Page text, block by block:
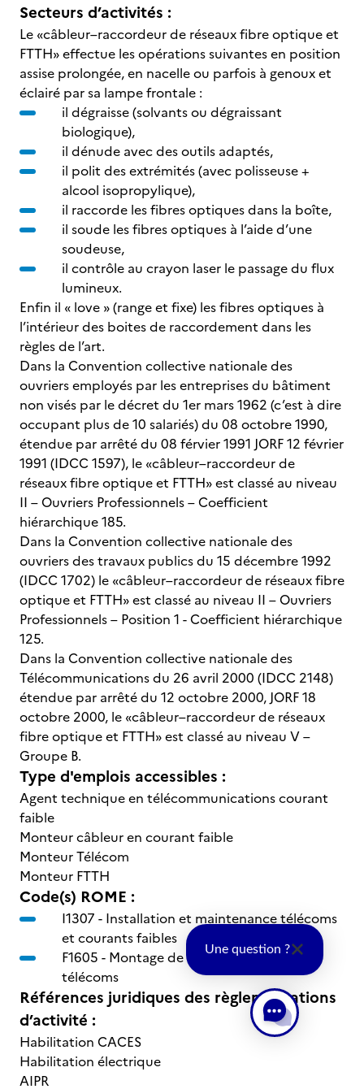
Secteurs d’activités :
Le «câbleur–raccordeur de réseaux fibre optique et
FTTH» effectue les opérations suivantes en position
assise prolongée, en nacelle ou parfois à genoux et
éclairé par sa lampe frontale :
il dégraisse (solvants ou dégraissant
biologique),
il dénude avec des outils adaptés,
il polit des extrémités (avec polisseuse +
alcool isopropylique),
il raccorde les fibres optiques dans la boîte,
il soude les fibres optiques à l’aide d’une
soudeuse,
il contrôle au crayon laser le passage du flux
lumineux.
Enfin il « love » (range et fixe) les fibres optiques à
l’intérieur des boites de raccordement dans les
règles de l’art.
Dans la Convention collective nationale des
ouvriers employés par les entreprises du bâtiment
non visés par le décret du 1er mars 1962 (c’est à dire
occupant plus de 10 salariés) du 08 octobre 1990,
étendue par arrêté du 08 férvier 1991 JORF 12 février
1991 (IDCC 1597), le «câbleur–raccordeur de
réseaux fibre optique et FTTH» est classé au niveau
II – Ouvriers Professionnels – Coefficient
hiérarchique 185.
Dans la Convention collective nationale des
ouvriers des travaux publics du 15 décembre 1992
(IDCC 1702) le «câbleur–raccordeur de réseaux fibre
optique et FTTH» est classé au niveau II – Ouvriers
Professionnels – Position 1 - Coefficient hiérarchique
125.
Dans la Convention collective nationale des
Télécommunications du 26 avril 2000 (IDCC 2148)
étendue par arrêté du 12 octobre 2000, JORF 18
octobre 2000, le «câbleur–raccordeur de réseaux
fibre optique et FTTH» est classé au niveau V –
Groupe B.
Type d'emplois accessibles :
Agent technique en télécommunications courant
faible
Monteur câbleur en courant faible
Monteur Télécom
Monteur FTTH
Code(s) ROME :
I1307 - Installation et maintenance télécoms
et courants faibles
F1605 - Montage de réseaux électriques et
télécoms
Références juridiques des règlementations
d’activité :
Habilitation CACES
Habilitation électrique
AIPR
Une question ?